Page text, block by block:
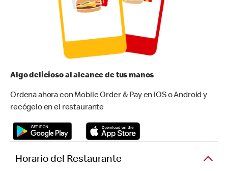
Algo delicioso al alcance de tus manos
Ordena ahora con Mobile Order & Pay en iOS o Android y
recógelo en el restaurante
Horario del Restaurante